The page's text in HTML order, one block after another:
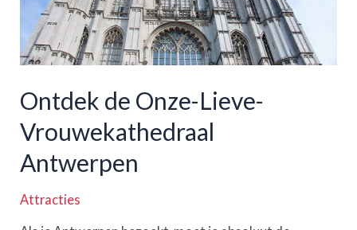
Ontdek de Onze-Lieve-
Vrouwekathedraal
Antwerpen
Attracties